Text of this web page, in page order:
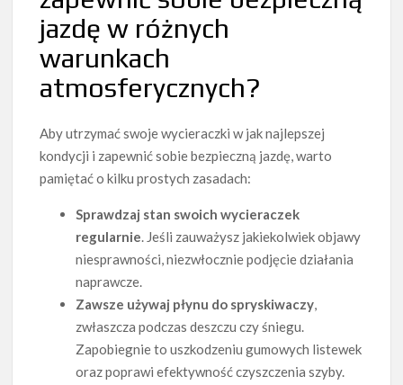
jazdę w różnych
warunkach
atmosferycznych?
Aby utrzymać swoje wycieraczki w jak najlepszej
kondycji i zapewnić sobie bezpieczną jazdę, warto
pamiętać o kilku prostych zasadach:
Sprawdzaj stan swoich wycieraczek
regularnie. Jeśli zauważysz jakiekolwiek objawy
niesprawności, niezwłocznie podjęcie działania
naprawcze.
Zawsze używaj płynu do spryskiwaczy,
zwłaszcza podczas deszczu czy śniegu.
Zapobiegnie to uszkodzeniu gumowych listewek
oraz poprawi efektywność czyszczenia szyby.